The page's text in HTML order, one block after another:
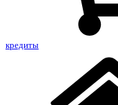
кредиты